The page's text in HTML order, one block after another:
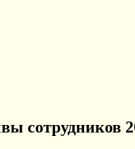
сотрудников